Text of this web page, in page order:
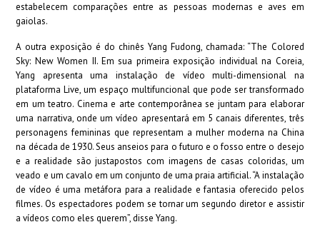
estabelecem comparações entre as pessoas modernas e aves em
gaiolas.
A outra exposição é do chinês Yang Fudong, chamada: “The Colored
Sky: New Women II. Em sua primeira exposição individual na Coreia,
Yang apresenta uma instalação de vídeo multi-dimensional na
plataforma Live, um espaço multifuncional que pode ser transformado
em um teatro. Cinema e arte contemporânea se juntam para elaborar
uma narrativa, onde um vídeo apresentará em 5 canais diferentes, três
personagens femininas que representam a mulher moderna na China
na década de 1930. Seus anseios para o futuro e o fosso entre o desejo
e a realidade são justapostos com imagens de casas coloridas, um
veado e um cavalo em um conjunto de uma praia artificial. “A instalação
de vídeo é uma metáfora para a realidade e fantasia oferecido pelos
filmes. Os espectadores podem se tornar um segundo diretor e assistir
a vídeos como eles querem”, disse Yang.